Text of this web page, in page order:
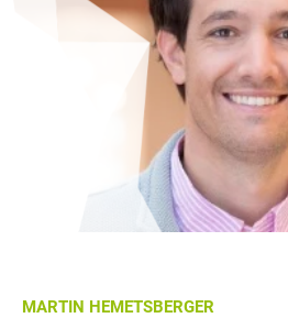
MARTIN HEMETSBERGER